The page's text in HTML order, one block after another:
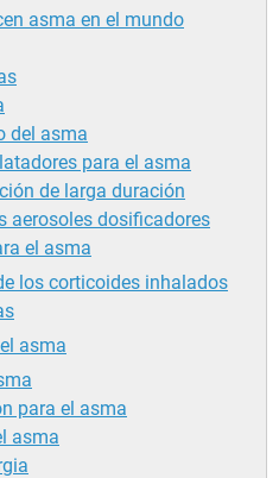
asma en el mundo
del asma
para el asma
de larga duración
aerosoles dosificadores
el asma
los corticoides inhalados
asma
para el asma
asma